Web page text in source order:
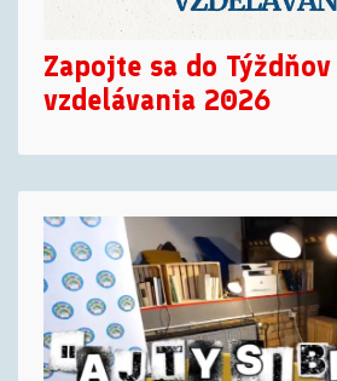
Zapojte sa do
vzdelávania 2026